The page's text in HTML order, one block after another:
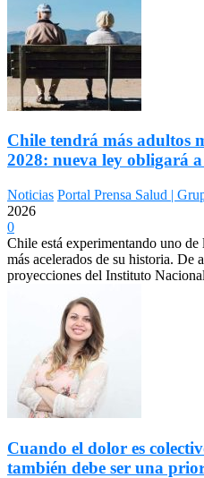
Chile tendrá más adultos
2028: nueva ley obligará a
Noticias Portal Prensa Salud |
2026
0
Chile está experimentando uno
más acelerados de su historia. De
proyecciones del Instituto
Cuando el dolor es
también debe ser una